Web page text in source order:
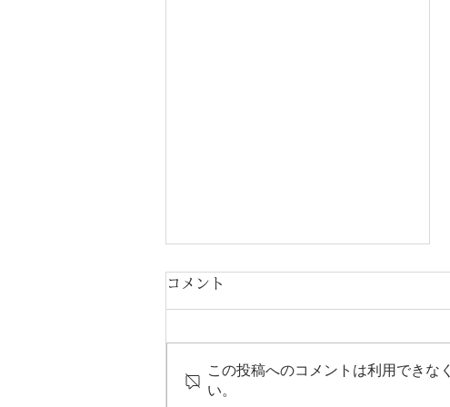
コメント
この投稿へのコメントは利用できな
い。